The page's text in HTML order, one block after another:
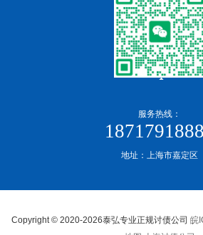
服务热线：
地址：上海市嘉定区
Copyright © 2020-2026泰弘专业正规讨债公司 皖